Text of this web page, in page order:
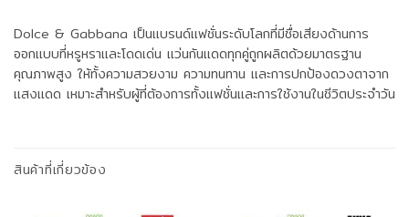
Dolce & Gabbana เป็นแบรนด์แฟชั่นระดับโลกที่มีชื่อเสียงด้านการ
ออกแบบที่หรูหราและโดดเด่น แว่นกันแดดทุกคู่ถูกผลิตด้วยมาตรฐาน
คุณภาพสูง ให้ทั้งความสวยงาม ความทนทาน และการปกป้องดวงตาจาก
แสงแดด เหมาะสำหรับผู้ที่ต้องการทั้งแฟชั่นและการใช้งานในชีวิตประจำวัน
สินค้าที่เกี่ยวข้อง